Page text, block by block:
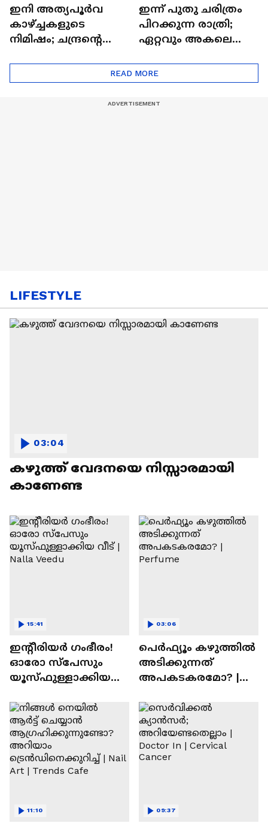
ഇനി അത്യപൂര്‍വ
കാഴ്ച്ചകളുടെ
നിമിഷം; ചന്ദ്രന്റെ
ഒറിയോണിന്റെ യാത്ര
ആരംഭിച്ചു
ഇന്ന് പുതു ചരിത്രം
പിറക്കുന്ന രാത്രി;
ഏറ്റവും അകലെ
READ MORE
LIFESTYLE
കഴുത്ത് വേദനയെ നിസ്സാരമായി
കാണേണ്ട
03:04
ഇന്റീരിയർ ഗംഭീരം!
ഓരോ സ്‌പേസും
യൂസ്ഫുള്ളാക്കിയ
15:41
പെർഫ്യൂം കഴുത്തിൽ
അടിക്കുന്നത്
അപകടകരമോ? |
03:06
11:10 09:37